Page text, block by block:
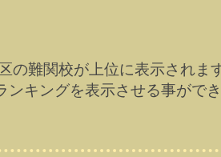
難関校が上位に表示されま
キングを表示させる事ができ